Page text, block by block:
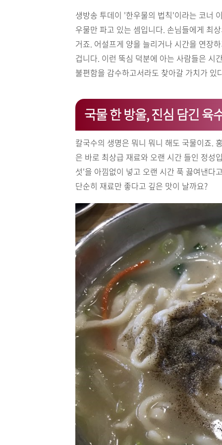
생방송 투데이 '한우물의 법칙'이라는 코너
우물만 파고 있는 셈입니다. 손님들에게 최
거죠. 어설프게 양을 늘리거나 시간을 연장
겁니다. 이런 뚝심 덕분에 아는 사람들은 시
불편함을 감수하고서라도 찾아갈 가치가 있
국물 한 방울, 진심 담긴 육
칼국수의 생명은 뭐니 뭐니 해도 국물이죠.
은 바로 최상급 재료와 오랜 시간 들인 정성
섯'을 아낌없이 넣고 오랜 시간 푹 끓여낸다
단순히 재료만 좋다고 깊은 맛이 날까요?